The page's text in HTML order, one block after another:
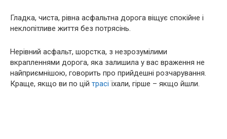
Гладка, чиста, рівна асфальтна дорога віщує спокійне і
неклопітливе життя без потрясінь.
Нерівний асфальт, шорстка, з незрозумілими
вкрапленнями дорога, яка залишила у вас враження не
найприємнішою, говорить про прийдешні розчарування.
Краще, якщо ви по цій трасі їхали, гірше – якщо йшли.